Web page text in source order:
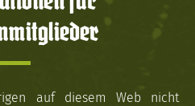
auf diesem Web nicht